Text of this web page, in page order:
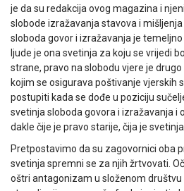
je da su redakcija ovog magazina i
slobode izražavanja stavova i
sloboda govor i izražavanja je
ljude je ona svetinja za koju se vrijedi
strane, pravo na slobodu vjere je
kojim se osigurava poštivanje vjerskih
postupiti kada se dođe u poziciju
svetinja sloboda govora i izražavanja i
dakle čije je pravo starije, čija je
Pretpostavimo da su zagovornici oba
svetinja spremni se za njih žrtvovati.
oštri antagonizam u složenom